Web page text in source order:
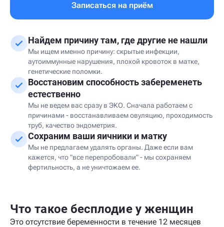
Записаться на приём
Найдем причину там, где другие не нашли
Мы ищем именно причину: скрытые инфекции,
аутоиммунные нарушения, плохой кровоток в матке,
генетические поломки.
Восстановим способность забеременеть
естественно
Мы не ведем вас сразу в ЭКО. Сначала работаем с
причинами - восстанавливаем овуляцию, проходимость
труб, качество эндометрия.
Сохраним ваши яичники и матку
Мы не предлагаем удалять органы. Даже если вам
кажется, что "все перепробовали" - мы сохраняем
фертильность, а не уничтожаем ее.
Что такое бесплодие у женщин
Это отсутствие беременности в течение 12 месяцев